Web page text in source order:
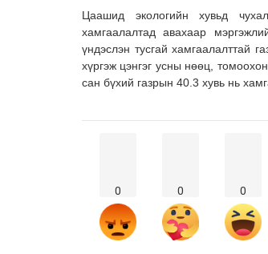
Цаашид экологийн хувьд
хамгаалалтад авахаар
үндэслэн тусгай хамгаалалттай
хүргэж цэнгэг усны нөөц,
сан бүхий газрын 40.3 хувь нь
0 0 0